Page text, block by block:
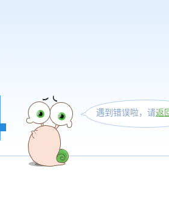
遇到错误啦，请返